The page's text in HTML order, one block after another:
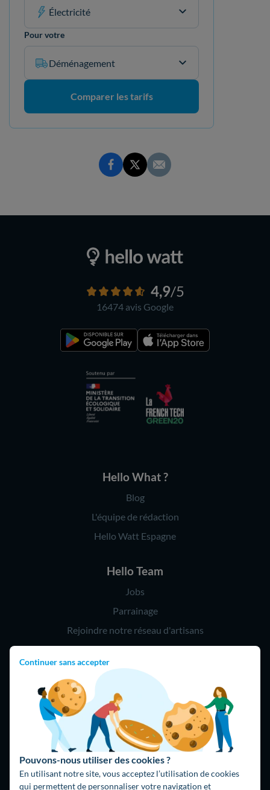
Continuer sans accepter
Pouvons-nous utiliser des cookies ?
En utilisant notre site, vous acceptez l’utilisation de cookies
qui permettent de personnaliser votre navigation et
Électricité
Pour votre
Déménagement
Comparer les tarifs
4,9/5
16474 avis Google
Hello What ?
Blog
L'équipe de rédaction
Hello Watt Espagne
Hello Team
Jobs
Parrainage
Rejoindre notre réseau d'artisans
Hello !
09 75 18 60 60
(8h-21h)
75018 Paris